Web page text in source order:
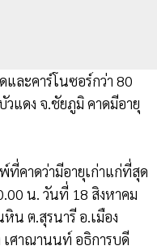
ละคาร์โนซอร์กว่า 80
แดง จ.ชัยภูมิ คาดมีอายุ
ที่คาดว่ามีอายุเก่าแก่ที่สุด
น. วันที่ 18 สิงหาคม
ต.สุรนารี อ.เมือง
เศาณานนท์ อธิการบดี